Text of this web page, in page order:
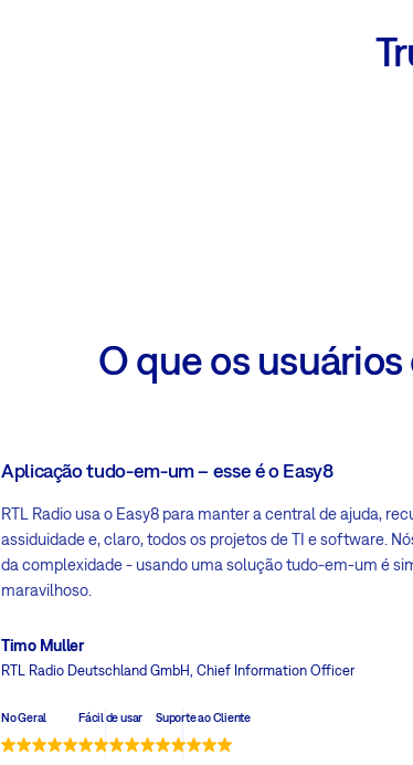
O que os
Aplicação tudo-em-um – esse é o Easy8
RTL Radio usa o Easy8 para manter a central de ajuda,
assiduidade e, claro, todos os projetos de TI e software.
da complexidade - usando uma solução tudo-em-um é
maravilhoso.
Timo Muller
RTL Radio Deutschland GmbH, Chief Information Officer
No Geral Fácil de usar Suporte ao Cliente